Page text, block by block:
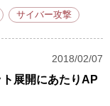
サイバー攻撃
2018/02/07
展開にあたりAP